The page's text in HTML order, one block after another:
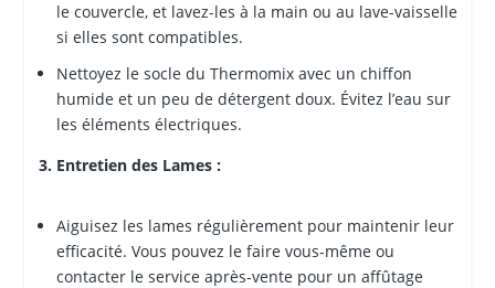
le couvercle, et lavez-les à la main ou au lave-vaisselle
si elles sont compatibles.
Nettoyez le socle du Thermomix avec un chiffon
humide et un peu de détergent doux. Évitez l’eau sur
les éléments électriques.
3. Entretien des Lames :
Aiguisez les lames régulièrement pour maintenir leur
efficacité. Vous pouvez le faire vous-même ou
contacter le service après-vente pour un affûtage